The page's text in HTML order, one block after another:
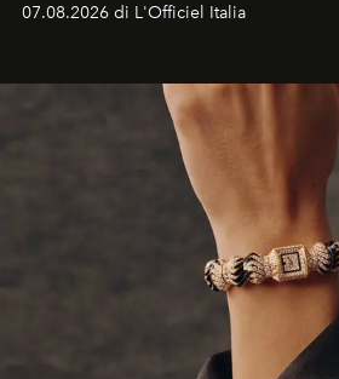
07.08.2026 di L'Officiel Italia